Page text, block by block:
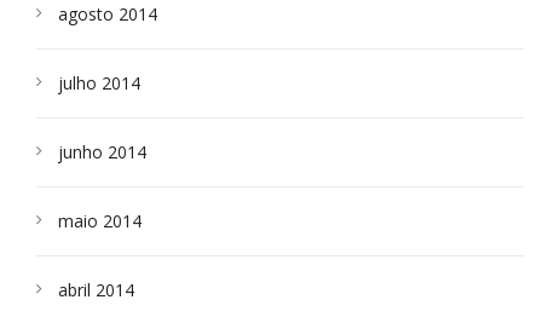
agosto 2014
julho 2014
junho 2014
maio 2014
abril 2014